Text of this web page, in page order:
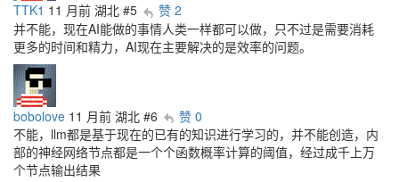
TTK1 11 月前 湖北 #5
赞 2
并不能，现在AI能做的事情人类一样都可以做，只不过是需要消耗
更多的时间和精力，AI现在主要解决的是效率的问题。
bobolove 11 月前 湖北 #6
赞 0
不能，llm都是基于现在的已有的知识进行学习的，并不能创造，内
部的神经网络节点都是一个个函数概率计算的阈值，经过成千上万
个节点输出结果